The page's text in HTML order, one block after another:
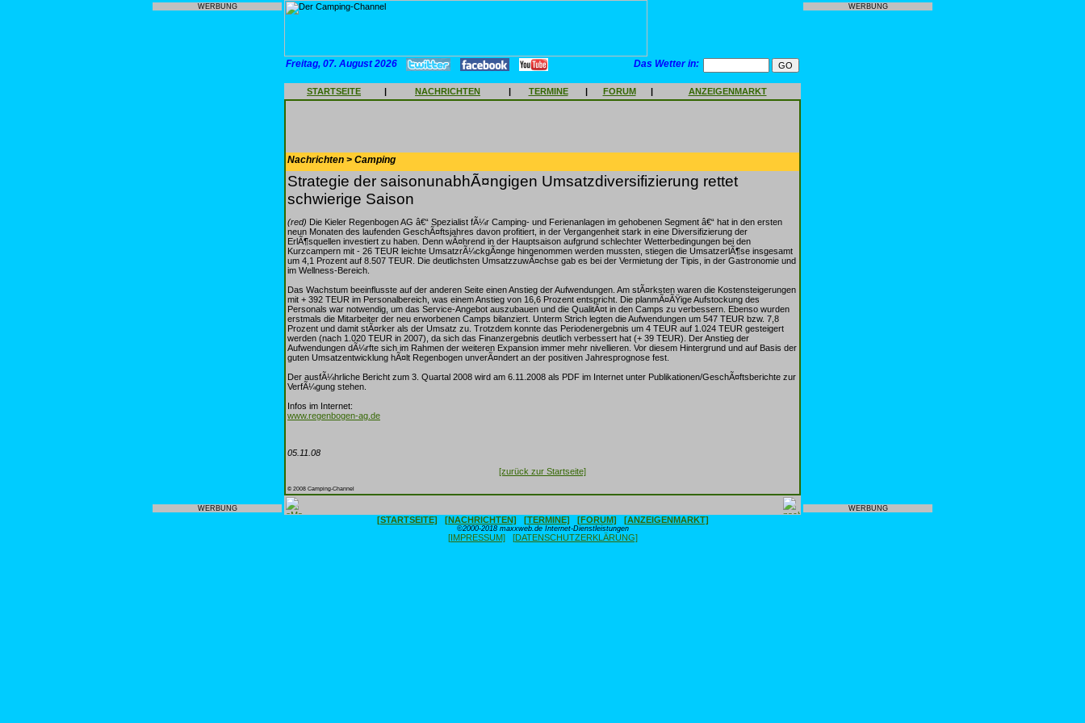
WERBUNG
WERBUNG
Freitag, 07. August 2026 Das Wetter in:
STARTSEITE | NACHRICHTEN | TERMINE | FORUM | ANZEIGENMARKT
Nachrichten > Camping
Strategie der saisonunabhÃ¤ngigen Umsatzdiversifizierung rettet
schwierige Saison
(red) Die Kieler Regenbogen AG â€“ Spezialist fÃ¼r Camping- und Ferienanlagen im gehobenen Segment â€“ hat in den ersten
neun Monaten des laufenden GeschÃ¤ftsjahres davon profitiert, in der Vergangenheit stark in eine Diversifizierung der
ErlÃ¶squellen investiert zu haben. Denn wÃ¤hrend in der Hauptsaison aufgrund schlechter Wetterbedingungen bei den
Kurzcampern mit - 26 TEUR leichte UmsatzrÃ¼ckgÃ¤nge hingenommen werden mussten, stiegen die UmsatzerlÃ¶se insgesamt
um 4,1 Prozent auf 8.507 TEUR. Die deutlichsten UmsatzzuwÃ¤chse gab es bei der Vermietung der Tipis, in der Gastronomie und
im Wellness-Bereich.
Das Wachstum beeinflusste auf der anderen Seite einen Anstieg der Aufwendungen. Am stÃ¤rksten waren die Kostensteigerungen
mit + 392 TEUR im Personalbereich, was einem Anstieg von 16,6 Prozent entspricht. Die planmÃ¤ÃŸige Aufstockung des
Personals war notwendig, um das Service-Angebot auszubauen und die QualitÃ¤t in den Camps zu verbessern. Ebenso wurden
erstmals die Mitarbeiter der neu erworbenen Camps bilanziert. Unterm Strich legten die Aufwendungen um 547 TEUR bzw. 7,8
Prozent und damit stÃ¤rker als der Umsatz zu. Trotzdem konnte das Periodenergebnis um 4 TEUR auf 1.024 TEUR gesteigert
werden (nach 1.020 TEUR in 2007), da sich das Finanzergebnis deutlich verbessert hat (+ 39 TEUR). Der Anstieg der
Aufwendungen dÃ¼rfte sich im Rahmen der weiteren Expansion immer mehr nivellieren. Vor diesem Hintergrund und auf Basis der
guten Umsatzentwicklung hÃ¤lt Regenbogen unverÃ¤ndert an der positiven Jahresprognose fest.
Der ausfÃ¼hrliche Bericht zum 3. Quartal 2008 wird am 6.11.2008 als PDF im Internet unter Publikationen/GeschÃ¤ftsberichte zur
VerfÃ¼gung stehen.
Infos im Internet:
www.regenbogen-ag.de
05.11.08
[zurück zur Startseite]
© 2008 Camping-Channel
[STARTSEITE] [NACHRICHTEN] [TERMINE] [FORUM] [ANZEIGENMARKT]
©2000-2018 maxxweb.de Internet-Dienstleistungen
[IMPRESSUM] [DATENSCHUTZERKLÄRUNG]
WERBUNG
WERBUNG